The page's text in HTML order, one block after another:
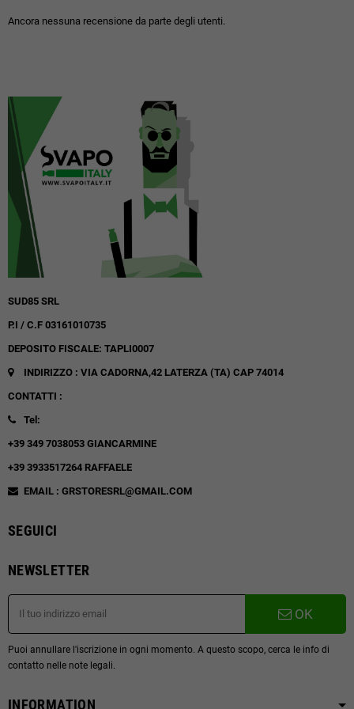
Ancora nessuna recensione da parte degli utenti.
SUD85 SRL
P.I / C.F 03161010735
DEPOSITO FISCALE: TAPLI0007
INDIRIZZO : VIA CADORNA,42 LATERZA (TA) CAP 74014
CONTATTI :
Tel:
+39 349 7038053 GIANCARMINE
+39 3933517264 RAFFAELE
EMAIL : GRSTORESRL@GMAIL.COM
SEGUICI
NEWSLETTER
OK
Puoi annullare l'iscrizione in ogni momento. A questo scopo, cerca le info di
contatto nelle note legali.
INFORMATION